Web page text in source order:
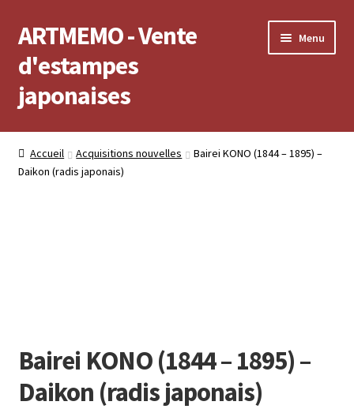
Aller
à
la
navigation
Aller
au
contenu
ARTMEMO - Vente
d'estampes
japonaises
Menu
Accueil
Frais d’envoi, délais de Livraison, règlement et retour
Accueil Acquisitions nouvelles
Bairei KONO (1844 – 1895) –
Daikon (radis japonais)
Bairei KONO (1844 – 1895) –
Daikon (radis japonais)